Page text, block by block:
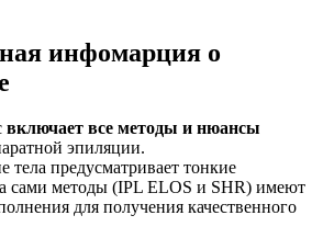
инфомарция о
включает все методы и нюансы
эпиляции.
тела предусматривает тонкие
а сами методы (IPL ELOS и SHR) имеют
для получения качественного